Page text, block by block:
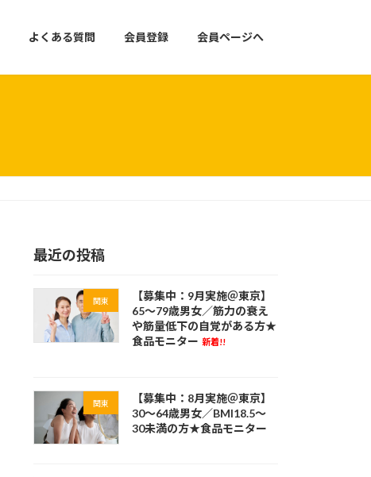
よくある質問 会員登録 会員ページへ
最近の投稿
関東
【募集中：9月実施＠東京】
65～79歳男女／筋力の衰え
や筋量低下の自覚がある方★
食品モニター 新着!!
関東
【募集中：8月実施＠東京】
30～64歳男女／BMI18.5～
30未満の方★食品モニター